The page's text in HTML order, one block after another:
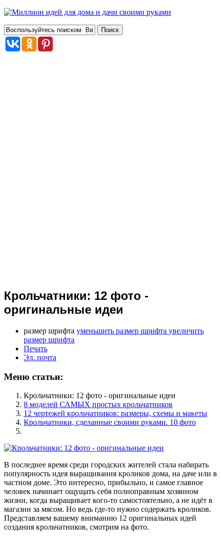
Крольчатники: 12 фото -
оригинальные идеи
размер шрифта уменьшить размер шрифта увеличить
размер шрифта
Печать
Эл. почта
Меню статьи:
Крольчатники: 12 фото - оригинальные идеи
8 моделей САМЫХ простых крольчатников
12 чертежей крольчатников: размеры, схемы и макеты
Крольчатники, сделанные своими руками. 10 фото
В последнее время среди городских жителей стала набирать
популярность идея выращивания кроликов дома, на даче или в
частном доме. Это интересно, прибыльно, и самое главное
человек начинает ощущать себя полноправным хозяином
жизни, когда выращивает кого-то самостоятельно, а не идёт в
магазин за мясом. Но ведь где-то нужно содержать кроликов.
Представляем вашему вниманию 12 оригинальных идей
создания крольчатников, смотрим на фото.